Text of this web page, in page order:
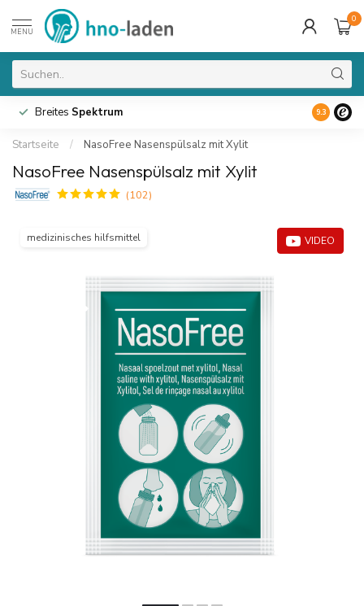
MENU
0
Breites Spektrum 9.3
Startseite / NasoFree Nasenspülsalz mit Xylit
NasoFree Nasenspülsalz mit Xylit
(102)
medizinisches hilfsmittel VIDEO